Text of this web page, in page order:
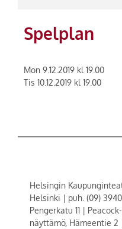
Spelplan
Mon 9.12.2019 kl 19.00
Tis 10.12.2019 kl 19.00
Helsingin
Helsinki | puh. (09)
Pengerkatu 11 |
näyttämö, Hämeentie 2